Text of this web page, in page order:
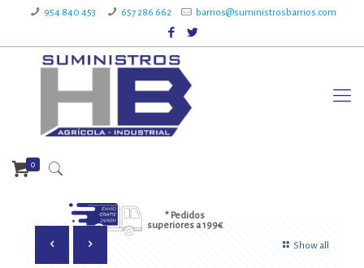
954 840 453 657 286 662 barrios@suministrosbarrios.com
* Pedidos
superiores a 199€
0
Show all